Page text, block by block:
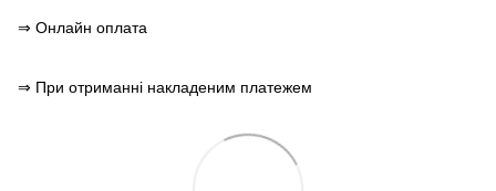
⇒ Онлайн оплата
⇒ При отриманні накладеним платежем